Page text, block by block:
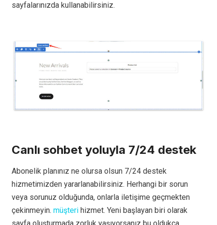
sayfalarınızda kullanabilirsiniz.
Canlı sohbet yoluyla 7/24 destek
Abonelik planınız ne olursa olsun 7/24 destek
hizmetimizden yararlanabilirsiniz. Herhangi bir sorun
veya sorunuz olduğunda, onlarla iletişime geçmekten
çekinmeyin. müşteri hizmet. Yeni başlayan biri olarak